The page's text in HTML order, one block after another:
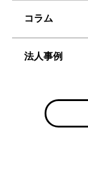
コラム
法人事例